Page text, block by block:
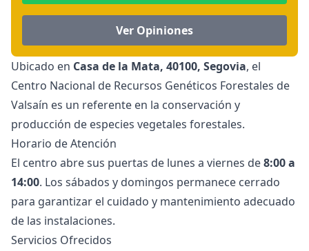
Ver Opiniones
Ubicado en Casa de la Mata, 40100, Segovia, el
Centro Nacional de Recursos Genéticos Forestales de
Valsaín es un referente en la conservación y
producción de especies vegetales forestales.
Horario de Atención
El centro abre sus puertas de lunes a viernes de8:00 a
14:00. Los sábados y domingos permanece cerrado
para garantizar el cuidado y mantenimiento adecuado
de las instalaciones.
Servicios Ofrecidos